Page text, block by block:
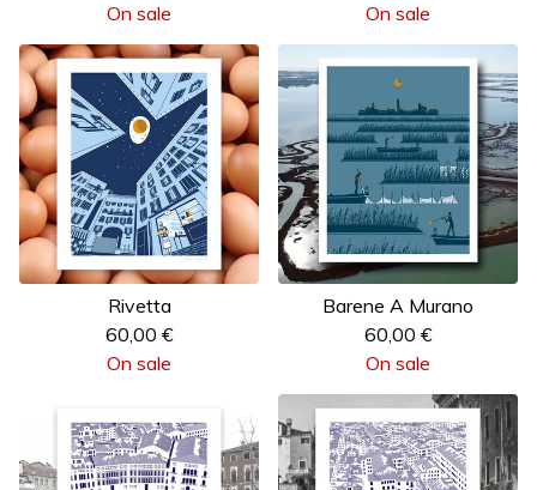
On sale
On sale
Rivetta
60,00 €
On sale
Barene A Murano
60,00 €
On sale